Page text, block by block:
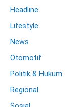
Headline
Lifestyle
News
Otomotif
Politik & Hukum
Regional